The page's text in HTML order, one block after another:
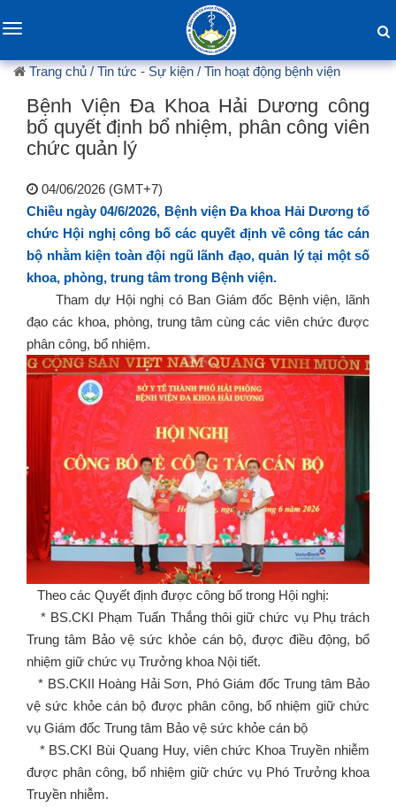
Toggle
Trang chủ/ Tin tức - Sự kiện / Tin hoạt động bệnh viện
Bệnh Viện Đa Khoa Hải Dương công
bố quyết định bổ nhiệm, phân công viên
chức quản lý
04/06/2026 (GMT+7)
Chiều ngày 04/6/2026, Bệnh viện Đa khoa Hải Dương tổ
chức Hội nghị công bố các quyết định về công tác cán
bộ nhằm kiện toàn đội ngũ lãnh đạo, quản lý tại một số
khoa, phòng, trung tâm trong Bệnh viện.
Tham dự Hội nghị có Ban Giám đốc Bệnh viện, lãnh
đạo các khoa, phòng, trung tâm cùng các viên chức được
phân công, bổ nhiệm.
Theo các Quyết định được công bố trong Hội nghị:
* BS.CKI Phạm Tuấn Thắng thôi giữ chức vụ Phụ trách
Trung tâm Bảo vệ sức khỏe cán bộ, được điều động, bổ
nhiệm giữ chức vụ Trưởng khoa Nội tiết.
* BS.CKII Hoàng Hải Sơn, Phó Giám đốc Trung tâm Bảo
vệ sức khỏe cán bộ được phân công, bổ nhiệm giữ chức
vụ Giám đốc Trung tâm Bảo vệ sức khỏe cán bộ
* BS.CKI Bùi Quang Huy, viên chức Khoa Truyền nhiễm
được phân công, bổ nhiệm giữ chức vụ Phó Trưởng khoa
Truyền nhiễm.